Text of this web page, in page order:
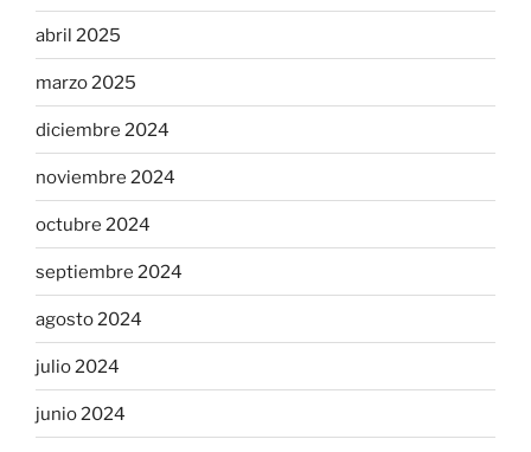
abril 2025
marzo 2025
diciembre 2024
noviembre 2024
octubre 2024
septiembre 2024
agosto 2024
julio 2024
junio 2024